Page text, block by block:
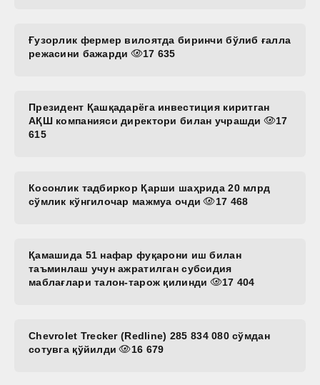
Ғузорлик фермер вилоятда биринчи бўлиб ғалла
режасини бажарди
17 635
Президент Қашқадарёга инвестиция киритган
АҚШ компанияси директори билан учрашди
17
615
Косонлик тадбиркор Қарши шаҳрида 20 млрд
сўмлик кўнгилочар мажмуа очди
17 468
Қамашида 51 нафар фуқарони иш билан
таъминлаш учун ажратилган субсидия
маблағлари талон-тарож қилинди
17 404
Chevrolet Trecker (Redline) 285 834 080 сўмдан
сотувга қўйилди
16 679